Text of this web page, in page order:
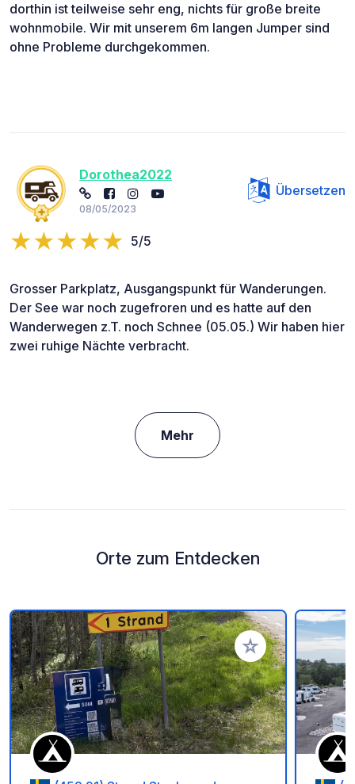
dorthin ist teilweise sehr eng, nichts für große breite
wohnmobile. Wir mit unserem 6m langen Jumper sind
ohne Probleme durchgekommen.
Dorothea2022
08/05/2023
Übersetzen
5/5
Grosser Parkplatz, Ausgangspunkt für Wanderungen.
Der See war noch zugefroren und es hatte auf den
Wanderwegen z.T. noch Schnee (05.05.) Wir haben hier
zwei ruhige Nächte verbracht.
Mehr
Orte zum Entdecken
Zu Ihren Favoriten